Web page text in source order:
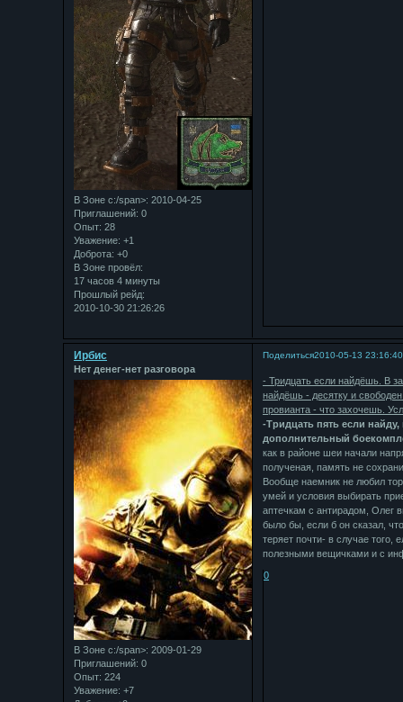
В Зоне с:/span>: 2010-04-25
Приглашений: 0
Опыт: 28
Уважение: +1
Доброта: +0
В Зоне провёл:
17 часов 4 минуты
Прошлый рейд:
2010-10-30 21:26:26
Поделиться2010-05-13 23:16:40
Ирбис
Нет денег-нет разговора
В Зоне с:/span>: 2009-01-29
Приглашений: 0
Опыт: 224
Уважение: +7
- Тридцать если найдёшь. В
найдёшь - десятку и
провианта - что захочешь.
-Тридцать пять если
дополнительный
как в районе шеи начали
полученая, память не
Вообще наемник не любил
умей и условия выбирать
аптечкам с антирадом, Олег
было бы, если б он сказал,
теряет почти- в случае того,
полезными вещичками и с
0